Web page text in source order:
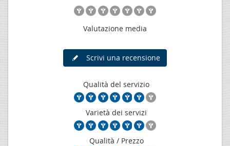
Valutazione media
Scrivi una recensione
Qualità del servizio
Varietà dei servizi
Qualità / Prezzo